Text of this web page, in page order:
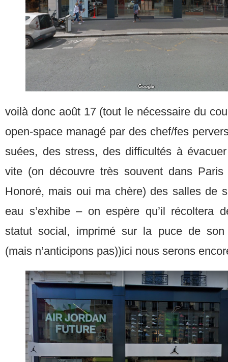
voilà donc août 17 (tout le nécessaire du
open-space managé par des chef/fes
suées, des stress, des difficultés à
vite (on découvre très souvent dans
Honoré, mais oui ma chère) des salles de
eau s’exhibe – on espère qu’il récoltera
statut social, imprimé sur la puce de son
(mais n’anticipons pas))ici nous serons